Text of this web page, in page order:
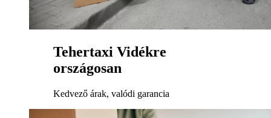
Tehertaxi Vidékre
országosan
Kedvező árak, valódi garancia